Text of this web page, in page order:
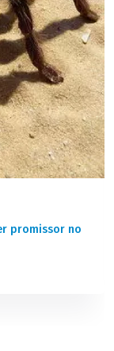
promissor no